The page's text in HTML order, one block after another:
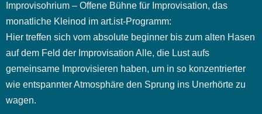
Improvisohrium – Offene Bühne für Improvisation, das
monatliche Kleinod im art.ist-Programm:
Hier treffen sich vom absolute beginner bis zum alten Hasen
auf dem Feld der Improvisation Alle, die Lust aufs
gemeinsame Improvisieren haben, um in so konzentrierter
wie entspannter Atmosphäre den Sprung ins Unerhörte zu
wagen.